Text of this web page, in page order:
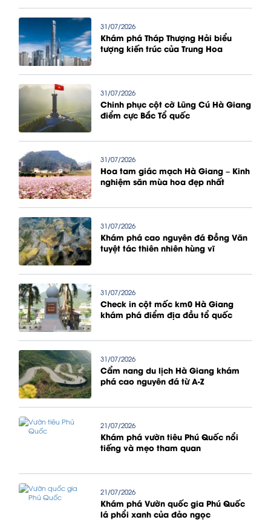
31/07/2026
Khám phá Tháp Thượng Hải biểu
tượng kiến trúc của Trung Hoa
31/07/2026
Chinh phục cột cờ Lũng Cú Hà Giang
điểm cực Bắc Tổ quốc
31/07/2026
Hoa tam giác mạch Hà Giang – Kinh
nghiệm săn mùa hoa đẹp nhất
31/07/2026
Khám phá cao nguyên đá Đồng Văn
tuyệt tác thiên nhiên hùng vĩ
31/07/2026
Check in cột mốc km0 Hà Giang
khám phá điểm địa đầu tổ quốc
31/07/2026
Cẩm nang du lịch Hà Giang khám
phá cao nguyên đá từ A-Z
21/07/2026
Khám phá vườn tiêu Phú Quốc nổi
tiếng và mẹo tham quan
21/07/2026
Khám phá Vườn quốc gia Phú Quốc
lá phổi xanh của đảo ngọc